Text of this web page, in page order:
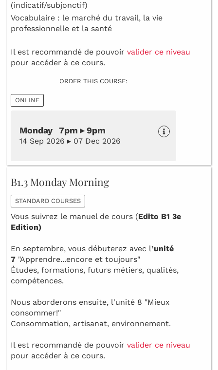
(indicatif/subjonctif)
Vocabulaire : le marché du travail, la vie
professionnelle et la santé
Il est recommandé de pouvoir valider ce niveau
pour accéder à ce cours.
ORDER THIS COURSE:
ONLINE
Monday 7pm ▸ 9pm
14 Sep 2026 ▸ 07 Dec 2026
B1.3 Monday Morning
STANDARD COURSES
Vous suivrez le manuel de cours (Edito B1 3e
Edition)
En septembre, vous débuterez avec l’unité
7 "Apprendre...encore et toujours"
Études, formations, futurs métiers, qualités,
compétences.
Nous aborderons ensuite, l'unité 8 "Mieux
consommer!"
Consommation, artisanat, environnement.
Il est recommandé de pouvoir valider ce niveau
pour accéder à ce cours.